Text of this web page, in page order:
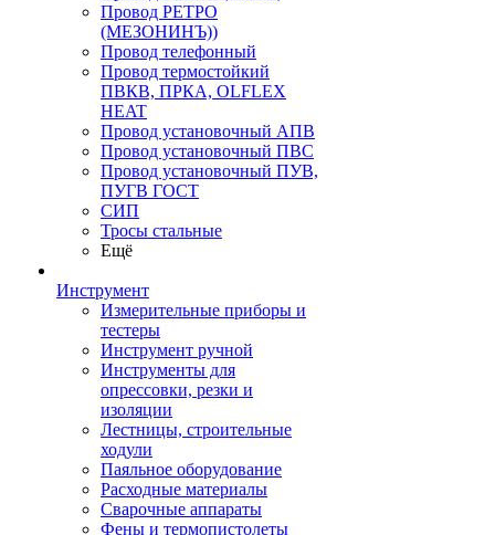
Провод РЕТРО
(МЕЗОНИНЪ))
Провод телефонный
Провод термостойкий
ПВКВ, ПРКА, OLFLEX
HEAT
Провод установочный АПВ
Провод установочный ПВС
Провод установочный ПУВ,
ПУГВ ГОСТ
СИП
Тросы стальные
Ещё
Инструмент
Измерительные приборы и
тестеры
Инструмент ручной
Инструменты для
опрессовки, резки и
изоляции
Лестницы, строительные
ходули
Паяльное оборудование
Расходные материалы
Сварочные аппараты
Фены и термопистолеты